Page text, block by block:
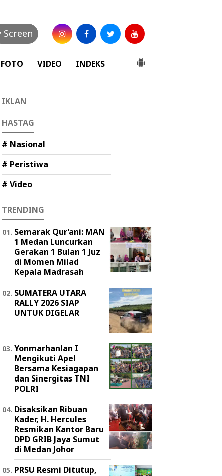
Screen
FOTO VIDEO INDEKS
IKLAN
HASTAG
# Nasional
# Peristiwa
# Video
TRENDING
Semarak Qur’ani: MAN
1 Medan Luncurkan
Gerakan 1 Bulan 1 Juz
di Momen Milad
Kepala Madrasah
SUMATERA UTARA
RALLY 2026 SIAP
UNTUK DIGELAR
Yonmarhanlan I
Mengikuti Apel
Bersama Kesiagapan
dan Sinergitas TNI
POLRI
Disaksikan Ribuan
Kader, H. Hercules
Resmikan Kantor Baru
DPD GRIB Jaya Sumut
di Medan Johor
PRSU Resmi Ditutup,